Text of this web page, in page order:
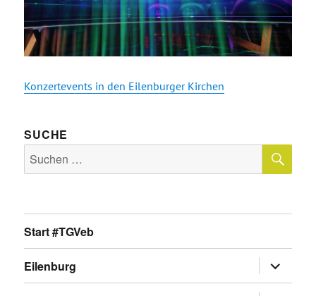
Konzertevents in den Eilenburger Kirchen
SUCHE
Suche
nach:
Start #TGVeb
Eilenburg
anzeigen